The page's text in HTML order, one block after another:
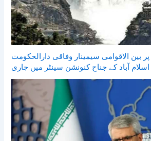
الاقوامی سیمینار وفاقی دارالحکومت
اسلام آباد کے جناح کنونشن سینٹر میں جاری